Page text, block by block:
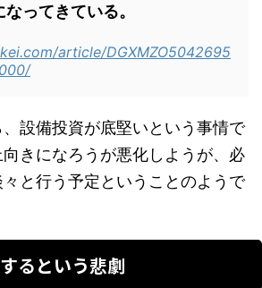
ってきている。
article/DGXMZO5042695
設備投資が底堅いという事情で
きになろうが悪化しようが、必
と行う予定ということのようで
るという悲劇